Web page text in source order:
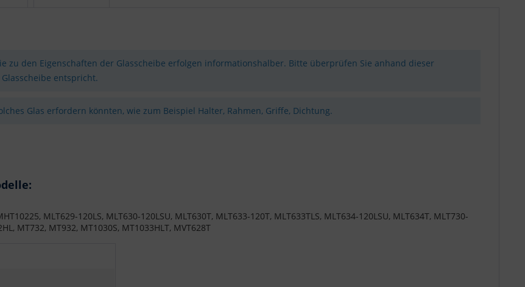
zu den Eigenschaften der Glasscheibe erfolgen informationshalber. Bitte überprüfen Sie anhand dieser
entspricht.
Glas erfordern könnten, wie zum Beispiel Halter, Rahmen, Griffe, Dichtung.
MLT629-120LS, MLT630-120LSU, MLT630T, MLT633-120T, MLT633TLS, MLT634-120LSU, MLT634T, MLT730-
MT732, MT932, MT1030S, MT1033HLT, MVT628T